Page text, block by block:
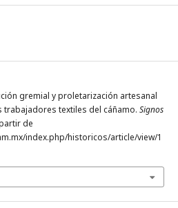
gremial y proletarización artesanal
trabajadores textiles del cáñamo. Signos
de
index.php/historicos/article/view/1